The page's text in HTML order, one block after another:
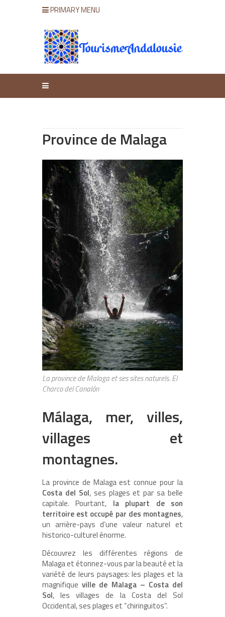
PRIMARY MENU
Province de Malaga
La province de Malaga et ses sites naturels. El
Charco del Canalón
Málaga, mer, villes,
villages et
montagnes.
La province de Malaga est connue pour la
Costa del Sol, ses plages et par sa belle
capitale. Pourtant, la plupart de son
territoire est occupé par des montagnes,
un arrière-pays d’une valeur naturel et
historico-culturel énorme.
Découvrez les différentes régions de
Malaga et étonnez-vous par la beauté et la
variété de leurs paysages: les plages et la
magnifiqueville de Malaga – Costa del
Sol, les villages de la Costa del Sol
Occidental, ses plages et “chiringuitos”.